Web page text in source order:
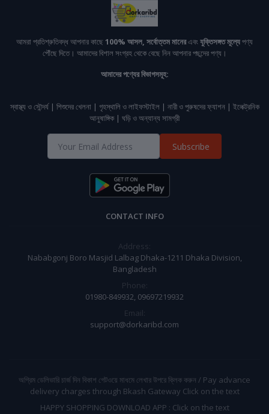
আমরা প্রতিশ্রুতিবদ্ধ আপনার কাছে 100% আসল, সর্বোত্তম মানেরএবংযুক্তিসঙ্গত মূল্যেপণ্য
পৌঁছে দিতে। আমাদের বিশাল সংগ্রহ থেকে বেছে নিন আপনার পছন্দের পণ্য।
আমাদের পণ্যের বিভাগসমূহ:
স্বাস্থ্য ও সৌন্দর্য | শিশুদের খেলনা | গৃহস্থালি ও লাইফস্টাইল | নারী ও পুরুষদের ফ্যাশন | ইলেক্ট্রনিক
আনুষাঙ্গিক | ঘড়ি ও অন্যান্য সামগ্রী
Subscribe
CONTACT INFO
Address:
Nababgonj Boro Masjid Lalbag Dhaka-1211 Dhaka Division,
Bangladesh
Phone:
01980-849932, 09697219932
Email:
support@dorkaribd.com
অগ্রিম ডেলিভারি চার্জ দিন বিকাশ গেটওয়ে মাধমে লেখার উপরে ক্লিক করুন / Pay advance
delivery charges through Bkash Gateway Click on the text
HAPPY SHOPPING DOWNLOAD APP : Click on the text